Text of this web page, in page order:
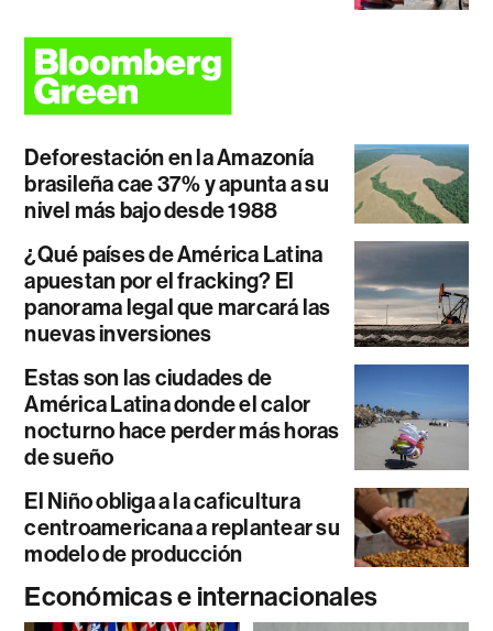
Deforestación en la Amazonía
brasileña cae 37% y apunta a su
nivel más bajo desde 1988
¿Qué países de América Latina
apuestan por el fracking? El
panorama legal que marcará las
nuevas inversiones
Estas son las ciudades de
América Latina donde el calor
nocturno hace perder más horas
de sueño
El Niño obliga a la caficultura
centroamericana a replantear su
modelo de producción
Económicas e internacionales